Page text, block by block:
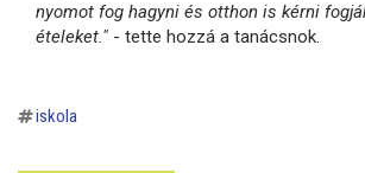
nyomot fog hagyni és otthon is kérni
ételeket." - tette hozzá a tanácsnok.
iskola